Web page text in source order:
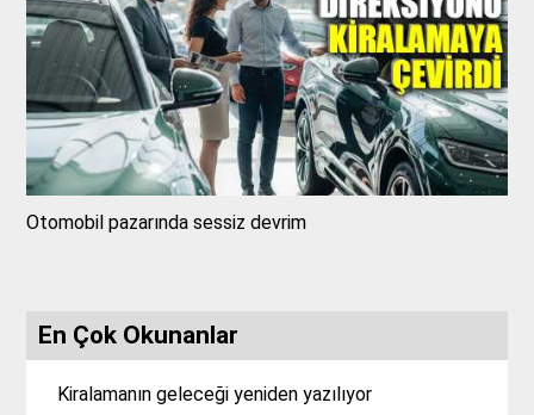
Otomobil pazarında sessiz devrim
En Çok Okunanlar
Kiralamanın geleceği yeniden yazılıyor